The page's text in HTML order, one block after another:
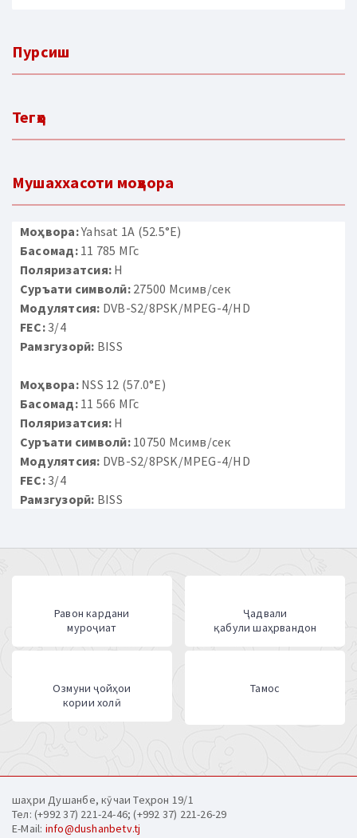
Пурсиш
Тегҳо
Мушаххасоти моҳвора
Моҳвора:Yahsat 1A (52.5°E)
Басомад:11 785 МГс
Поляризатсия: H
Суръати символӣ:27500 Мсимв/сек
Модулятсия: DVB-S2/8PSK/MPEG-4/HD
FEC:3/4
Рамзгузорӣ: BISS
Моҳвора:NSS 12 (57.0°E)
Басомад:11 566 МГс
Поляризатсия: H
Суръати символӣ:10750 Мсимв/сек
Модулятсия: DVB-S2/8PSK/MPEG-4/HD
FEC:3/4
Рамзгузорӣ: BISS
Равон кардани
муроҷиат
Ҷадвали
қабули шаҳрвандон
Озмуни ҷойҳои
кории холӣ
Тамос
шаҳри Душанбе, кӯчаи Теҳрон 19/1
Тел: (+992 37) 221-24-46; (+992 37) 221-26-29
E-Mail: info@dushanbetv.tj